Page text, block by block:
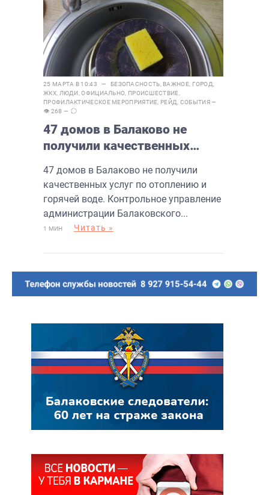
25 МАРТА В 10:43 — БЕЗОПАСНОСТЬ ВАЖНОЕ, ГОРОД
ЖКХ, ЛЮДИ ,ОФИЦИАЛЬНО ПРОИСШЕСТВИЕ
ПРОФИЛАКТИЧЕСКОЕ МЕРОПРИЯТИЕ РЕЙД СОБЫТИЯ—
👁 268 —
47 домов в Балаково не
получили качественных
горячей воде
47 домов в Балаково не получили
качественных услуг по отоплению и
горячей воде. Контрольное управление
администрации Балаковского...
1 МИН Читать »